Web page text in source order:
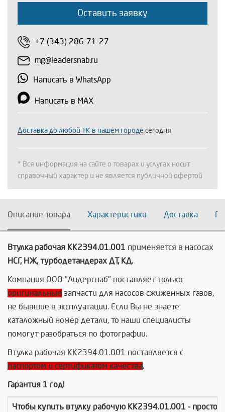
Оставить заявку
+7 (343) 286-71-27
mg@leadersnab.ru
Написать в WhatsApp
Написать в MAX
Доставка до любой ТК в нашем городе сегодня
* Вся информация на сайте о товарах и услугах носит
справочный характер и не является публичной офертой
Описание товара Характеристики Доставка
Втулка рабочая КК2394.01.001 применяется в насосах
НСГ, НЖ, турбодетандерах ДТ, КД.
Компания ООО "Лидерснаб" поставляет только
оригинальные запчасти для насосов сжиженных газов,
не бывшие в эксплуатации. Если Вы не знаете
каталожный номер детали, то наши специалисты
помогут разобраться по фотографии.
Втулка рабочая КК2394.01.001 поставляется с
паспортом и сертификатом качества.
Гарантия 1 год!
Чтобы купить втулку рабочую КК2394.01.001 - просто